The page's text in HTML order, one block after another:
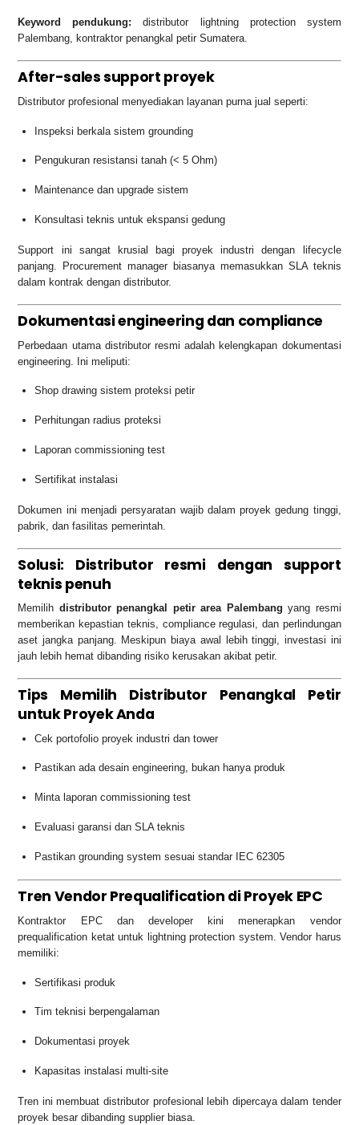
Keyword pendukung: distributor lightning protection system
Palembang, kontraktor penangkal petir Sumatera.
After-sales support proyek
Distributor profesional menyediakan layanan purna jual seperti:
Inspeksi berkala sistem grounding
Pengukuran resistansi tanah (< 5 Ohm)
Maintenance dan upgrade sistem
Konsultasi teknis untuk ekspansi gedung
Support ini sangat krusial bagi proyek industri dengan lifecycle
panjang. Procurement manager biasanya memasukkan SLA teknis
dalam kontrak dengan distributor.
Dokumentasi engineering dan compliance
Perbedaan utama distributor resmi adalah kelengkapan dokumentasi
engineering. Ini meliputi:
Shop drawing sistem proteksi petir
Perhitungan radius proteksi
Laporan commissioning test
Sertifikat instalasi
Dokumen ini menjadi persyaratan wajib dalam proyek gedung tinggi,
pabrik, dan fasilitas pemerintah.
Solusi: Distributor resmi dengan support
teknis penuh
Memilih distributor penangkal petir area Palembang yang resmi
memberikan kepastian teknis, compliance regulasi, dan perlindungan
aset jangka panjang. Meskipun biaya awal lebih tinggi, investasi ini
jauh lebih hemat dibanding risiko kerusakan akibat petir.
Tips Memilih Distributor Penangkal Petir
untuk Proyek Anda
Cek portofolio proyek industri dan tower
Pastikan ada desain engineering, bukan hanya produk
Minta laporan commissioning test
Evaluasi garansi dan SLA teknis
Pastikan grounding system sesuai standar IEC 62305
Tren Vendor Prequalification di Proyek EPC
Kontraktor EPC dan developer kini menerapkan vendor
prequalification ketat untuk lightning protection system. Vendor harus
memiliki:
Sertifikasi produk
Tim teknisi berpengalaman
Dokumentasi proyek
Kapasitas instalasi multi-site
Tren ini membuat distributor profesional lebih dipercaya dalam tender
proyek besar dibanding supplier biasa.